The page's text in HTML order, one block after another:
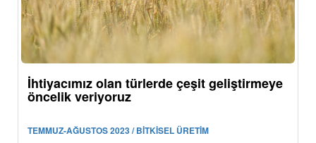
İhtiyacımız olan türlerde çeşit geliştirmeye
öncelik veriyoruz
TEMMUZ-AĞUSTOS 2023 / BİTKİSEL ÜRETİM